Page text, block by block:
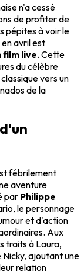
n'a cessé
de profiter de
pépites à voir le
en avril est
film live. Cette
du célèbre
vers un
de la
fébrilement
aventure
par Philippe
le personnage
et d'action
Aux
traits à Laura,
ajoutant une
relation